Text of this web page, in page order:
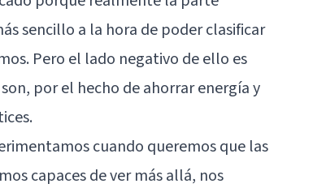
sencillo a la hora de poder clasificar
Pero el lado negativo de ello es
por el hecho de ahorrar energía y
cuando queremos que las
capaces de ver más allá, nos